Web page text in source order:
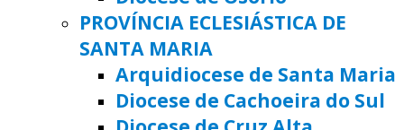
PROVÍNCIA ECLESIÁSTICA DE
SANTA MARIA
Arquidiocese de Santa Maria
Diocese de Cachoeira do Sul